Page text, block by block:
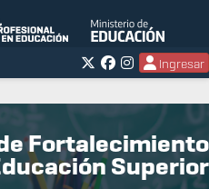
Ingresar
Fortalecimiento
Superior